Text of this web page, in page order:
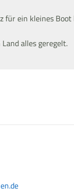
für ein kleines
alles geregelt.